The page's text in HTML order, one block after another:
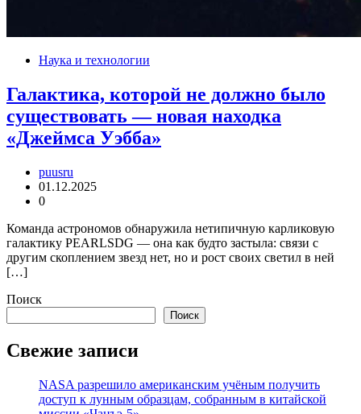
Наука и технологии
Галактика, которой не должно было
существовать — новая находка
«Джеймса Уэбба»
puusru
01.12.2025
0
Команда астрономов обнаружила нетипичную карликовую
галактику PEARLSDG — она как будто застыла: связи с
другим скоплением звезд нет, но и рост своих светил в ней
[…]
Поиск
Поиск
Свежие записи
NASA разрешило американским учёным получить
доступ к лунным образцам, собранным в китайской